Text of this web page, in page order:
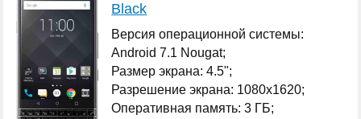
Black
Версия операционной системы:
Android 7.1 Nougat;
Размер экрана: 4.5";
Разрешение экрана: 1080x1620;
Оперативная память: 3 ГБ;